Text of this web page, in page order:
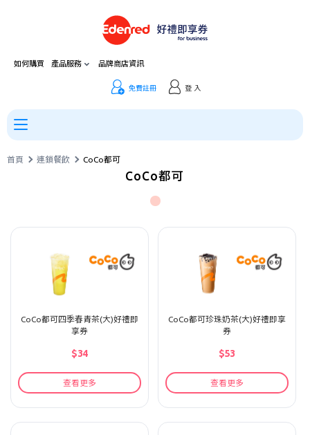
如何購買 產品服務 品牌商店資訊
免費註冊 登 入
首頁 連鎖餐飲 CoCo都可
CoCo都可
CoCo都可四季春青茶(大)好禮即
享券
$34
查看更多
CoCo都可珍珠奶茶(大)好禮即享
券
$53
查看更多